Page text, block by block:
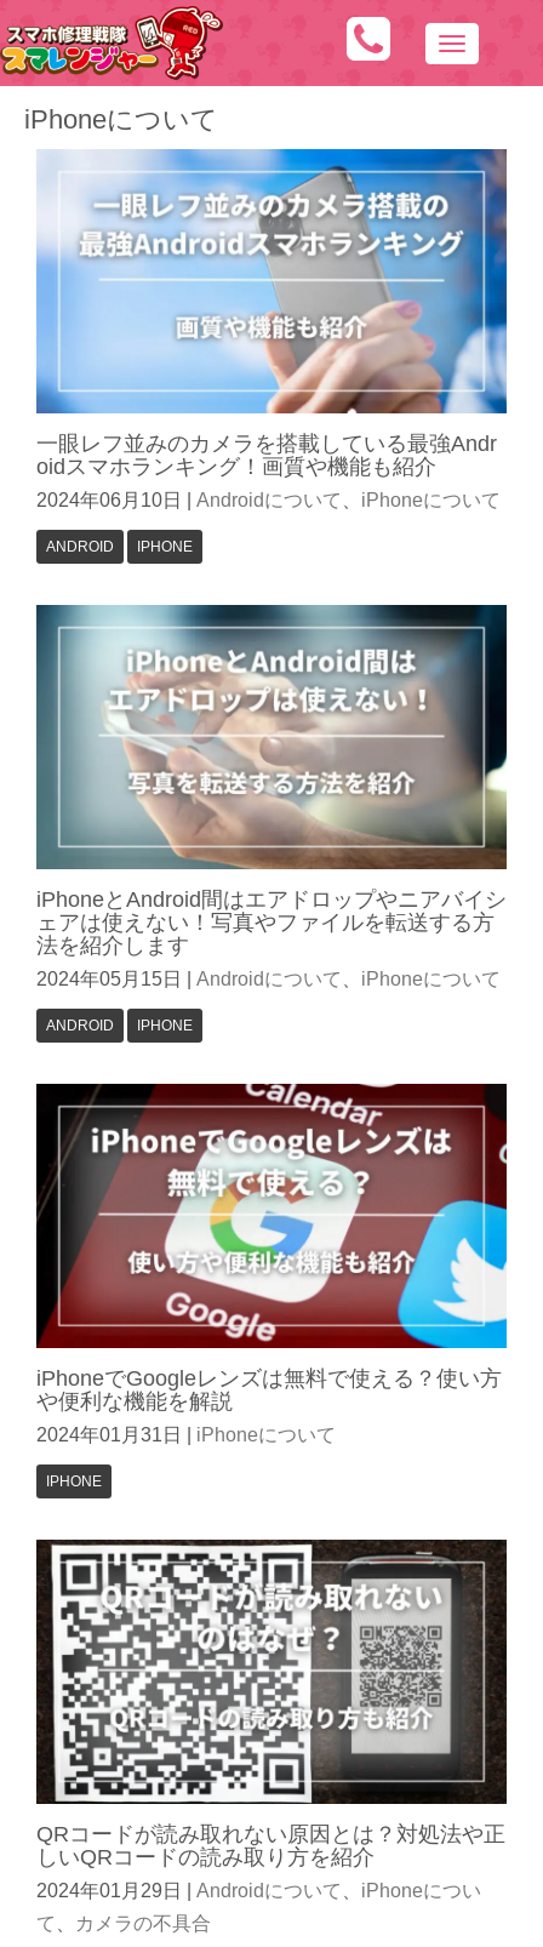
N
a
i
g
t
n
iPhoneについて
一眼レフ並みのカメラを搭載している最強Andr
oidスマホランキング！画質や機能も紹介
2024年06月10日 Androidについて 、 iPhoneについて
ANDROID IPHONE
iPhoneとAndroid間はエアドロップやニアバイシ
ェアは使えない！写真やファイルを転送する方
法を紹介します
2024年05月15日 Androidについて iPhoneについて
ANDROID IPHONE
iPhoneでGoogleレンズは無料で使える？使い方
や便利な機能を解説
2024年01月31日 iPhoneについて
IPHONE
QRコードが読み取れない原因とは？対処法や正
しいQRコードの読み取り方を紹介
2024年01月29日 Androidについて
iPhoneについ
て
カメラの不具合